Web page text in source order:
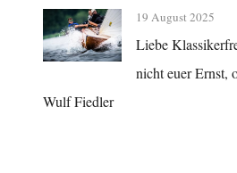
19 August 2025
Liebe
nicht euer Ernst,
Wulf Fiedler